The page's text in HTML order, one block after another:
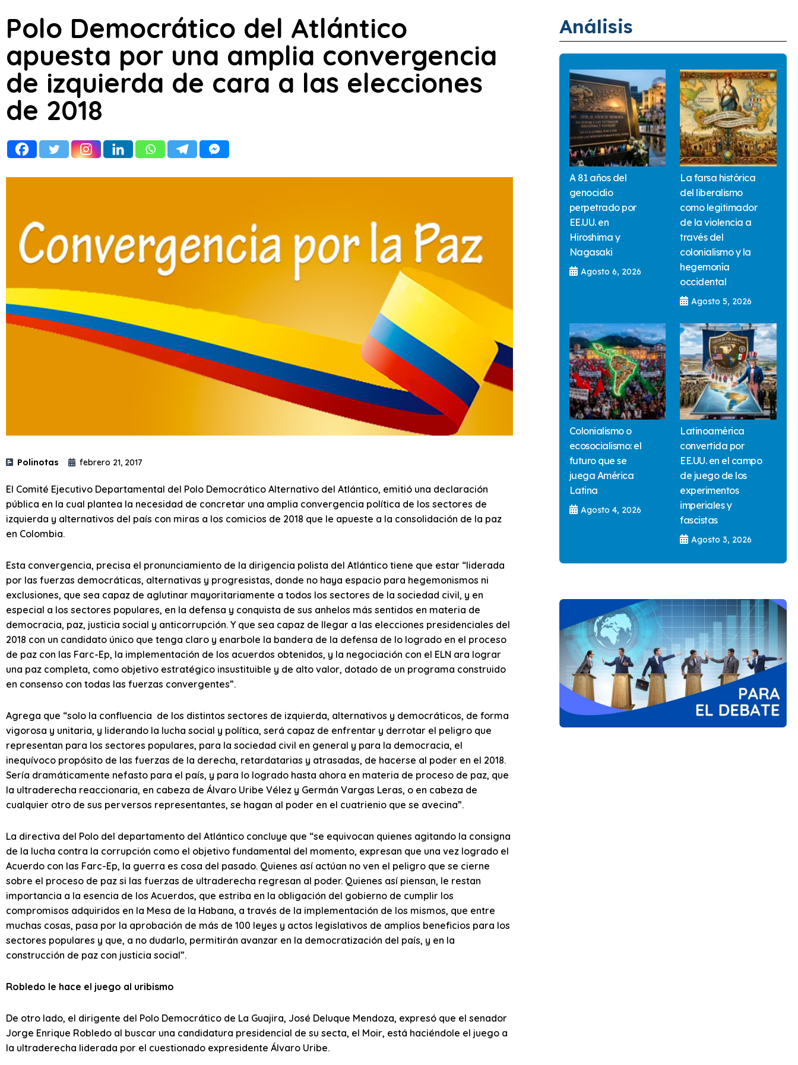
Polo Democrático del Atlántico
apuesta por una amplia convergencia
de izquierda de cara a las elecciones
de 2018
Polinotas febrero 21, 2017
El Comité Ejecutivo Departamental del Polo Democrático Alternativo del Atlántico, emitió una declaración
pública en la cual plantea la necesidad de concretar una amplia convergencia política de los sectores de
izquierda y alternativos del país con miras a los comicios de 2018 que le apueste a la consolidación de la paz
en Colombia.
Esta convergencia, precisa el pronunciamiento de la dirigencia polista del Atlántico tiene que estar “liderada
por las fuerzas democráticas, alternativas y progresistas, donde no haya espacio para hegemonismos ni
exclusiones, que sea capaz de aglutinar mayoritariamente a todos los sectores de la sociedad civil, y en
especial a los sectores populares, en la defensa y conquista de sus anhelos más sentidos en materia de
democracia, paz, justicia social y anticorrupción. Y que sea capaz de llegar a las elecciones presidenciales del
2018 con un candidato único que tenga claro y enarbole la bandera de la defensa de lo logrado en el proceso
de paz con las Farc-Ep, la implementación de los acuerdos obtenidos, y la negociación con el ELN ara lograr
una paz completa, como objetivo estratégico insustituible y de alto valor, dotado de un programa construido
en consenso con todas las fuerzas convergentes”.
Agrega que “solo la confluencia de los distintos sectores de izquierda, alternativos y democráticos, de forma
vigorosa y unitaria, y liderando la lucha social y política, será capaz de enfrentar y derrotar el peligro que
representan para los sectores populares, para la sociedad civil en general y para la democracia, el
inequívoco propósito de las fuerzas de la derecha, retardatarias y atrasadas, de hacerse al poder en el 2018.
Sería dramáticamente nefasto para el país, y para lo logrado hasta ahora en materia de proceso de paz, que
la ultraderecha reaccionaria, en cabeza de Álvaro Uribe Vélez y Germán Vargas Leras, o en cabeza de
cualquier otro de sus perversos representantes, se hagan al poder en el cuatrienio que se avecina”.
La directiva del Polo del departamento del Atlántico concluye que “se equivocan quienes agitando la consigna
de la lucha contra la corrupción como el objetivo fundamental del momento, expresan que una vez logrado el
Acuerdo con las Farc-Ep, la guerra es cosa del pasado. Quienes así actúan no ven el peligro que se cierne
sobre el proceso de paz si las fuerzas de ultraderecha regresan al poder. Quienes así piensan, le restan
importancia a la esencia de los Acuerdos, que estriba en la obligación del gobierno de cumplir los
compromisos adquiridos en la Mesa de la Habana, a través de la implementación de los mismos, que entre
muchas cosas, pasa por la aprobación de más de 100 leyes y actos legislativos de amplios beneficios para los
sectores populares y que, a no dudarlo, permitirán avanzar en la democratización del país, y en la
construcción de paz con justicia social”.
Robledo le hace el juego al uribismo
De otro lado, el dirigente del Polo Democrático de La Guajira, José Deluque Mendoza, expresó que el senador
Jorge Enrique Robledo al buscar una candidatura presidencial de su secta, el Moir, está haciéndole el juego a
la ultraderecha liderada por el cuestionado expresidente Álvaro Uribe.
Análisis
A 81 años del
genocidio
perpetrado por
EE.UU. en
Hiroshima y
Nagasaki
Agosto 6, 2026
La farsa histórica
del liberalismo
como legitimador
de la violencia a
través del
colonialismo y la
hegemonía
occidental
Agosto 5, 2026
Colonialismo o
ecosocialismo: el
futuro que se
juega América
Latina
Agosto 4, 2026
Latinoamérica
convertida por
EE.UU. en el campo
de juego de los
experimentos
imperiales y
fascistas
Agosto 3, 2026